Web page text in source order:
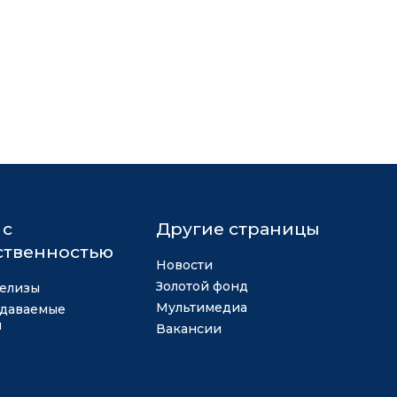
Другие страницы
Новости
Золотой фонд
Мультимедиа
Вакансии